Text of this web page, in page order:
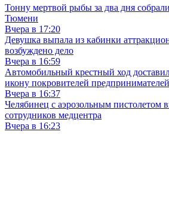
Тонну мертвой рыбы за два дня
Тюмени
Вчера в 17:20
Девушка выпала из кабинки
возбуждено дело
Вчера в 16:59
Автомобильный крестный ход
икону покровителей предпринимателей
Вчера в 16:37
Челябинец с аэрозольным пистолетом
сотрудников медцентра
Вчера в 16:23